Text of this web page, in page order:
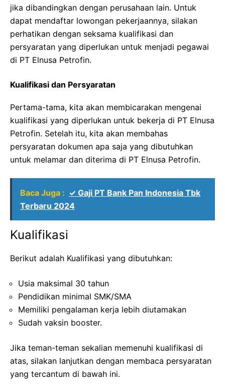
jika dibandingkan dengan perusahaan lain. Untuk
dapat mendaftar lowongan pekerjaannya, silakan
perhatikan dengan seksama kualifikasi dan
persyaratan yang diperlukan untuk menjadi pegawai
di PT Elnusa Petrofin.
Kualifikasi dan Persyaratan
Pertama-tama, kita akan membicarakan mengenai
kualifikasi yang diperlukan untuk bekerja di PT Elnusa
Petrofin. Setelah itu, kita akan membahas
persyaratan dokumen apa saja yang dibutuhkan
untuk melamar dan diterima di PT Elnusa Petrofin.
Baca Juga : ✓ Gaji PT Bank Pan Indonesia Tbk
Terbaru 2024
Kualifikasi
Berikut adalah Kualifikasi yang dibutuhkan:
Usia maksimal 30 tahun
Pendidikan minimal SMK/SMA
Memiliki pengalaman kerja lebih diutamakan
Sudah vaksin booster.
Jika teman-teman sekalian memenuhi kualifikasi di
atas, silakan lanjutkan dengan membaca persyaratan
yang tercantum di bawah ini.